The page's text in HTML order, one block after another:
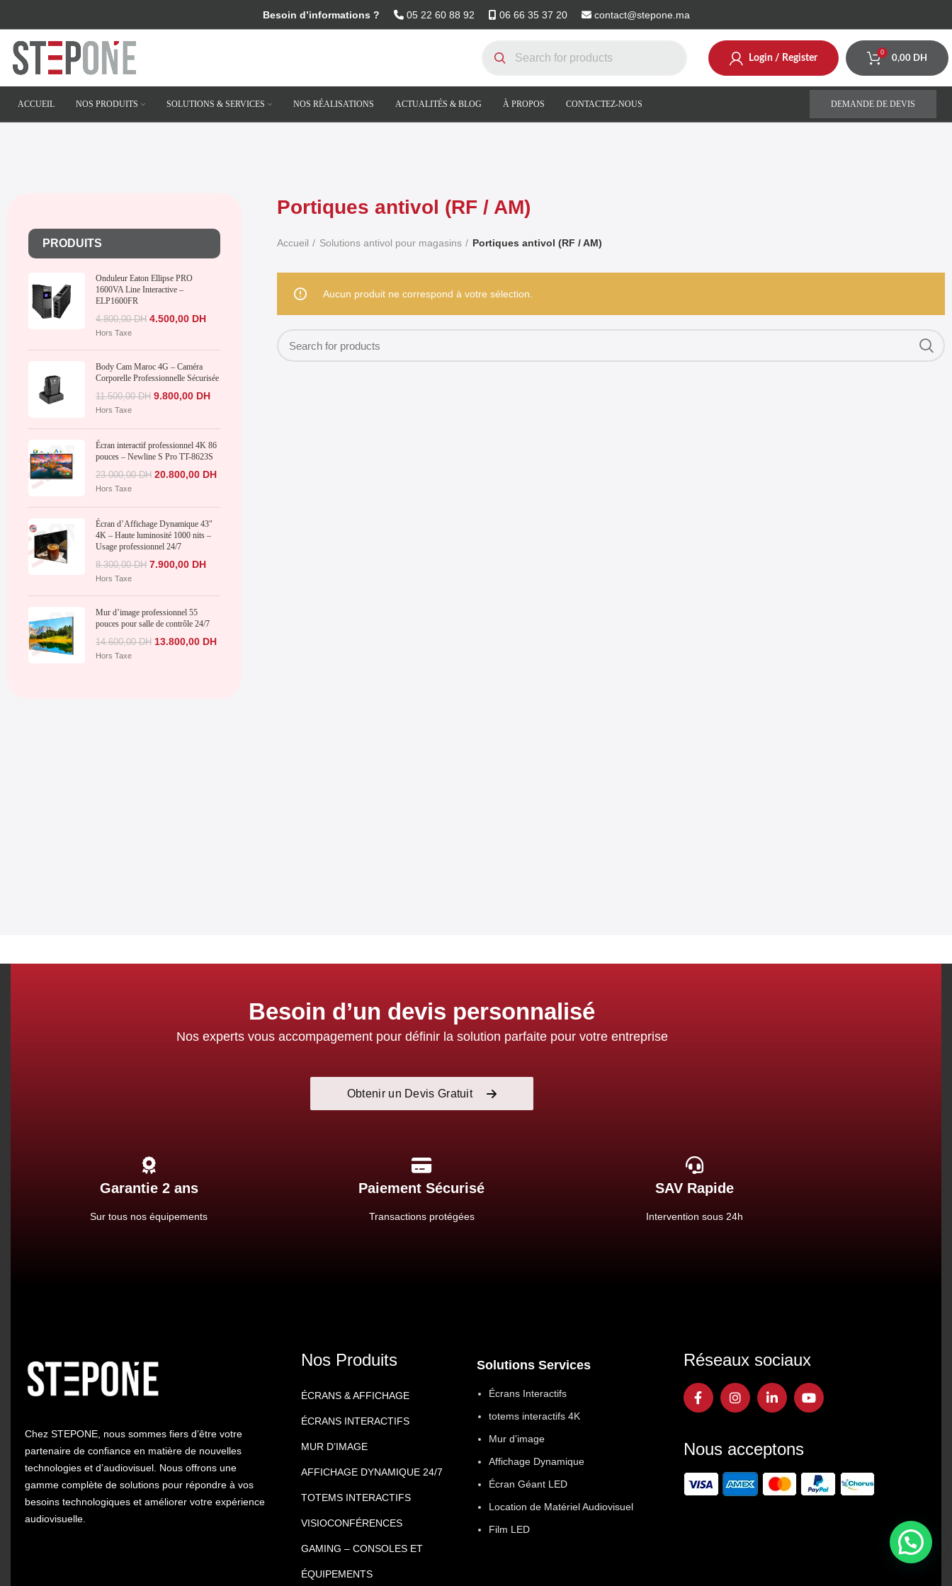
Besoin d’informations ? 05 22 60 88 92 06 66 35 37 20 contact@stepone.ma
Login / Register
0
0,00 DH
ACCUEIL NOS PRODUITS SOLUTIONS & SERVICES NOS RÉALISATIONS ACTUALITÉS & BLOG À PROPOS CONTACTEZ-NOUS DEMANDE DE DEVIS
PRODUITS
Onduleur Eaton Ellipse PRO
1600VA Line Interactive –
ELP1600FR
4.800,00DH 4.500,00 DH
Hors Taxe
Body Cam Maroc 4G – Caméra
Corporelle Professionnelle Sécurisée
11.500,00DH 9.800,00 DH
Hors Taxe
Écran interactif professionnel 4K 86
pouces – Newline S Pro TT-8623S
23.000,00DH 20.800,00 DH
Hors Taxe
Écran d’Affichage Dynamique 43"
4K – Haute luminosité 1000 nits –
Usage professionnel 24/7
8.300,00DH 7.900,00 DH
Hors Taxe
Mur d’image professionnel 55
pouces pour salle de contrôle 24/7
14.600,00DH 13.800,00 DH
Hors Taxe
Portiques antivol (RF / AM)
Accueil Solutions antivol pour magasins Portiques antivol (RF / AM)
Aucun produit ne correspond à votre sélection.
Besoin d’un devis personnalisé
Nos experts vous accompagement pour définir la solution parfaite pour votre entreprise
Obtenir un Devis Gratuit
Garantie 2 ans
Sur tous nos équipements
Paiement Sécurisé
Transactions protégées
SAV Rapide
Intervention sous 24h
Chez STEPONE, nous sommes fiers d’être votre
partenaire de confiance en matière de nouvelles
technologies et d’audiovisuel. Nous offrons une
gamme complète de solutions pour répondre à vos
besoins technologiques et améliorer votre expérience
audiovisuelle.
Nos Produits
ÉCRANS & AFFICHAGE
ÉCRANS INTERACTIFS
MUR D’IMAGE
AFFICHAGE DYNAMIQUE 24/7
TOTEMS INTERACTIFS
VISIOCONFÉRENCES
GAMING – CONSOLES ET
ÉQUIPEMENTS
Solutions Services
Écrans Interactifs
totems interactifs 4K
Mur d’image
Affichage Dynamique
Écran Géant LED
Location de Matériel Audiovisuel
Film LED
Réseaux sociaux
Nous acceptons